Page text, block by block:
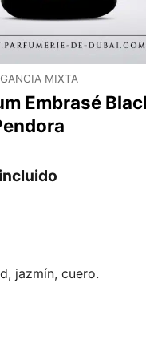
MIXTA
Embrasé
jazmín, cuero.